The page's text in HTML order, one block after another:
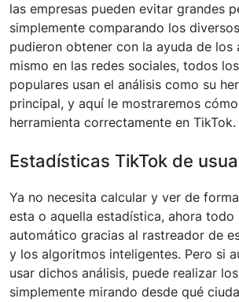
las empresas pueden evitar grandes
simplemente comparando los
pudieron obtener con la ayuda de los
mismo en las redes sociales, todos
populares usan el análisis como su
principal, y aquí le mostraremos
herramienta correctamente en TikTok.
Estadísticas TikTok de
Ya no necesita calcular y ver de
esta o aquella estadística, ahora todo
automático gracias al rastreador de
y los algoritmos inteligentes. Pero si
usar dichos análisis, puede realizar
simplemente mirando desde qué